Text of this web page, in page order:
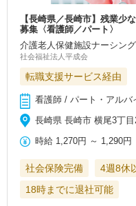
【長崎県／長崎市】残業少
募集〈看護師／パート〉
介護老人保健施設ナーシン
社会福祉法人平成会
転職支援サービス経由
看護師 / パート・アルバ
長崎県 長崎市 横尾3丁
時給 1,270円 ～ 1,290円
社会保険完備 4週8休
18時までに退社可能